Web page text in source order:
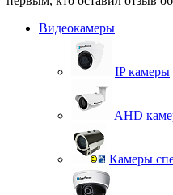
Видеокамеры
IP камеры
AHD
Камеры